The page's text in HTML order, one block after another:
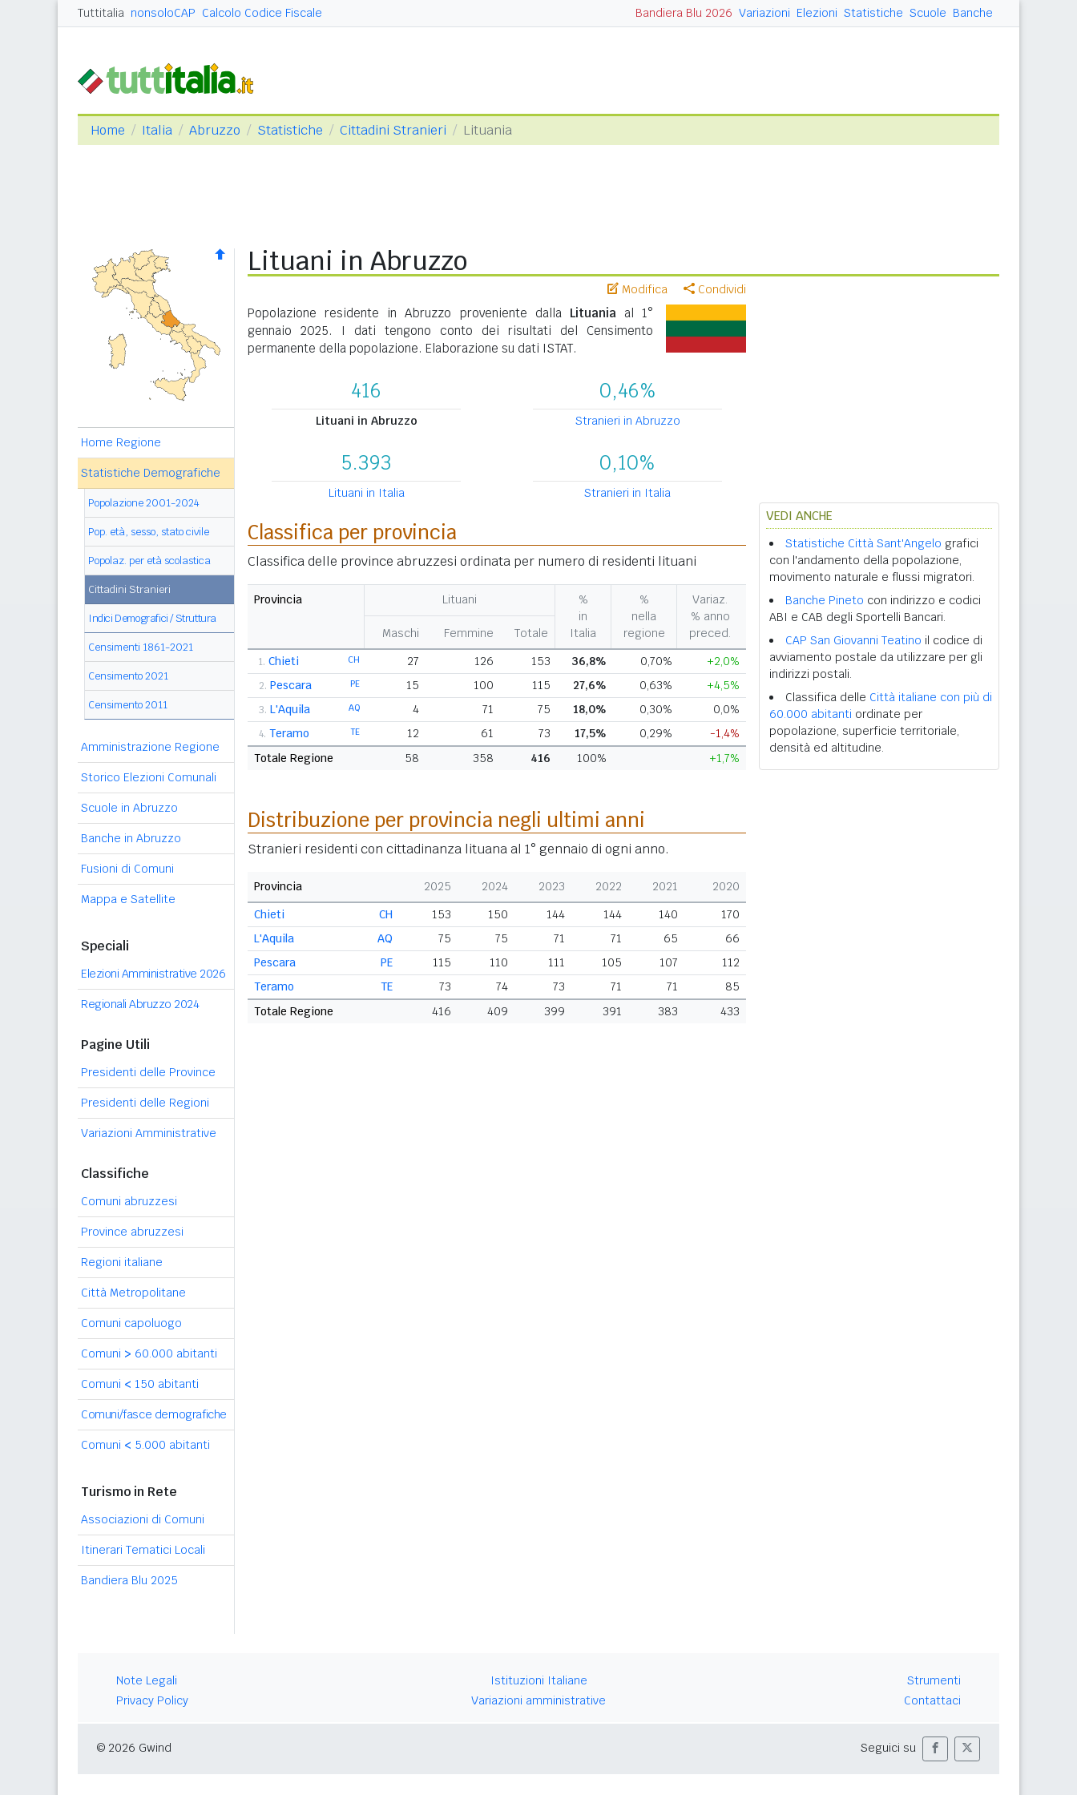
Tuttitalia nonsoloCAP Calcolo Codice Fiscale Bandiera Blu 2026 Variazioni Elezioni Statistiche Scuole Banche
Home Italia Abruzzo Statistiche Cittadini Stranieri Lituania
Home Regione
Statistiche Demografiche
Popolazione 2001-2024
Pop. età, sesso, stato civile
Popolaz. per età scolastica
Cittadini Stranieri
Indici Demografici / Struttura
Censimenti 1861-2021
Censimento 2021
Censimento 2011
Amministrazione Regione
Storico Elezioni Comunali
Scuole in Abruzzo
Banche in Abruzzo
Fusioni di Comuni
Mappa e Satellite
Speciali
Elezioni Amministrative 2026
Regionali Abruzzo 2024
Pagine Utili
Presidenti delle Province
Presidenti delle Regioni
Variazioni Amministrative
Classifiche
Comuni abruzzesi
Province abruzzesi
Regioni italiane
Città Metropolitane
Comuni capoluogo
Comuni > 60.000 abitanti
Comuni < 150 abitanti
Comuni/fasce demografiche
Comuni < 5.000 abitanti
Turismo in Rete
Associazioni di Comuni
Itinerari Tematici Locali
Bandiera Blu 2025
Lituani in Abruzzo
Modifica Condividi
Popolazione residente in Abruzzo proveniente dalla Lituaniaal 1°
gennaio 2025. I dati tengono conto dei risultati del Censimento
permanente della popolazione. Elaborazione su dati ISTAT.
416
Lituani in Abruzzo
0,46%
Stranieri in Abruzzo
5.393
Lituani in Italia
0,10%
Stranieri in Italia
Classifica per provincia
Classifica delle province abruzzesi ordinata per numero di residenti lituani
Provincia Lituani
%
in
Italia
%
nella
regione
Variaz.
% anno
preced.
Maschi Femmine Totale
1. CH
Chieti 27 126 153 36,8% 0,70% +2,0%
2. PE
Pescara 15 100 115 27,6% 0,63% +4,5%
3. AQ
L'Aquila 4 71 75 18,0% 0,30% 0,0%
4. TE
Teramo 12 61 73 17,5% 0,29%
-1,4%
Totale Regione
58 358 416 100% +1,7%
Distribuzione per provincia negli ultimi anni
Stranieri residenti con cittadinanza lituana al 1° gennaio di ogni anno.
Provincia 2025 2024 2023 2022 2021
2020
CH
Chieti 153 150 144 144 140
170
AQ
L'Aquila 75 75 71 71 65
66
PE
Pescara 115 110 111 105 107
112
TE
Teramo 73 74 73 71 71
85
Totale Regione
416 409 399 391 383 433
VEDI ANCHE
Statistiche Città Sant'Angelo grafici
con l'andamento della popolazione,
movimento naturale e flussi migratori.
Banche Pineto con indirizzo e codici
ABI e CAB degli Sportelli Bancari.
CAP San Giovanni Teatino il codice di
avviamento postale da utilizzare per gli
indirizzi postali.
Classifica delle Città italiane con più di
60.000 abitanti ordinate per
popolazione, superficie territoriale,
densità ed altitudine.
Note Legali
Privacy Policy
Istituzioni Italiane
Variazioni amministrative
Strumenti
Contattaci
© 2026 Gwind Seguici su